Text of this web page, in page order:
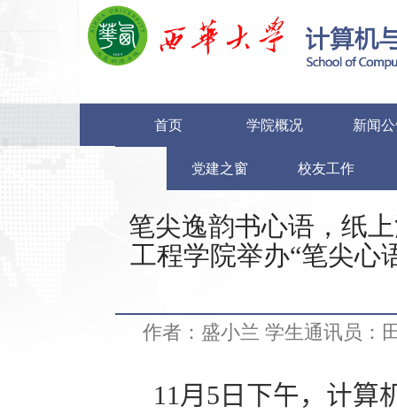
首页 学院概况 新闻
党建之窗 校友工作
笔尖逸韵书心语，纸
工程学院举办“笔尖
作者：盛小兰 学生通讯员：
11 月 5 日下午，计算